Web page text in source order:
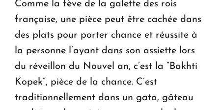
Comme la fève de la galette des rois
française, une pièce peut être cachée dans
des plats pour porter chance et réussite à
la personne l’ayant dans son assiette lors
du réveillon du Nouvel an, c’est la “Bakhti
Kopek”, pièce de la chance. C’est
traditionnellement dans un gata, gâteau